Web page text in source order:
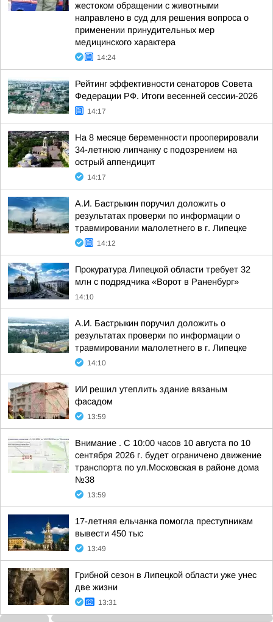
жестоком обращении с животными
направлено в суд для решения вопроса о
применении принудительных мер
медицинского характера
14:24
Рейтинг эффективности сенаторов Совета
Федерации РФ. Итоги весенней сессии-2026
14:17
На 8 месяце беременности прооперировали
34-летнюю липчанку с подозрением на
острый аппендицит
14:17
А.И. Бастрыкин поручил доложить о
результатах проверки по информации о
травмировании малолетнего в г. Липецке
14:12
Прокуратура Липецкой области требует 32
млн с подрядчика «Ворот в Раненбург»
14:10
А.И. Бастрыкин поручил доложить о
результатах проверки по информации о
травмировании малолетнего в г. Липецке
14:10
ИИ решил утеплить здание вязаным
фасадом
13:59
Внимание . С 10:00 часов 10 августа по 10
сентября 2026 г. будет ограничено движение
транспорта по ул.Московская в районе дома
№38
13:59
17-летняя ельчанка помогла преступникам
вывести 450 тыс
13:49
Грибной сезон в Липецкой области уже унес
две жизни
13:31